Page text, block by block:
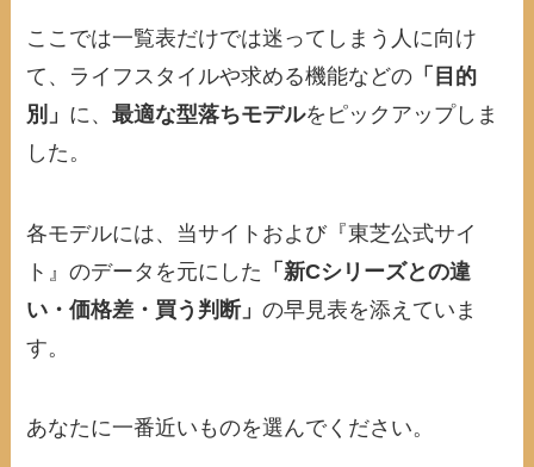
ここでは一覧表だけでは迷ってしまう人に向け
て、ライフスタイルや求める機能などの 「目的
別」 に、最適な型落ちモデルをピックアップしま
した。
各モデルには、当サイトおよび『東芝公式サイ
ト』のデータを元にした 「新Cシリーズとの違
い・価格差・買う判断」の早見表を添えていま
す。
あなたに一番近いものを選んでください。